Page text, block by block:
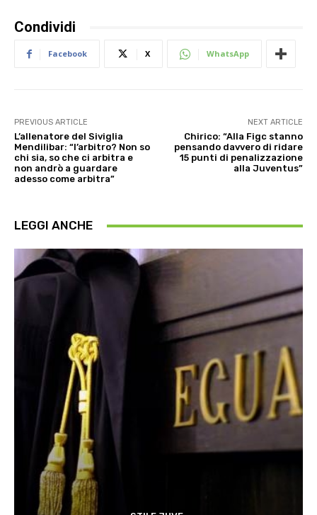
Condividi
Facebook X WhatsApp
PREVIOUS ARTICLE
L’allenatore del Siviglia
Mendilibar: “l’arbitro? Non so
chi sia, so che ci arbitra e
non andrò a guardare
adesso come arbitra”
NEXT ARTICLE
Chirico: “Alla Figc stanno
pensando davvero di ridare
15 punti di penalizzazione
alla Juventus”
LEGGI ANCHE